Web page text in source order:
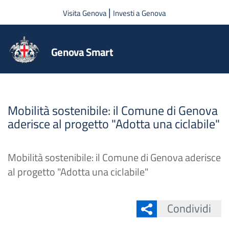
Salta al contenuto principale
Visita Genova| Investi a Genova
Genova Smart
Mobilità sostenibile: il Comune di Genova
aderisce al progetto "Adotta una ciclabile"
Mobilità sostenibile: il Comune di Genova aderisce
al progetto "Adotta una ciclabile"
Condividi